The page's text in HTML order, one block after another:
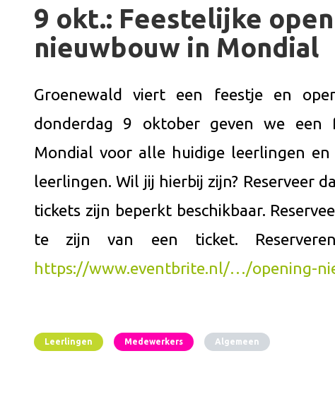
9 okt.: Feestelijke
nieuwbouw in Mondial
Groenewald viert een feestje en
donderdag 9 oktober geven we een
Mondial voor alle huidige leerlingen en
leerlingen. Wil jij hierbij zijn? Reserveer
tickets zijn beperkt beschikbaar.
te zijn van een ticket.
https://www.eventbrite.nl/…/opening-
Leerlingen Medewerkers Algemeen